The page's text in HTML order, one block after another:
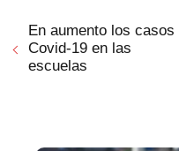
En aumento los casos
Covid-19 en las
escuelas